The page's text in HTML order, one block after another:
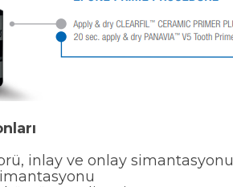
inlay ve onlay simantasyonu